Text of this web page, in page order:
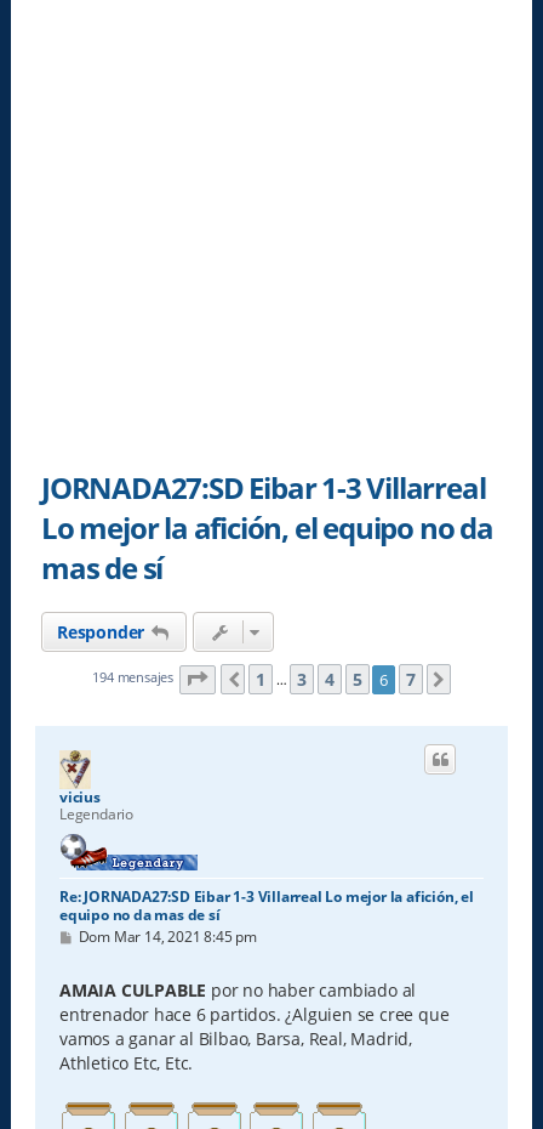
JORNADA27:SD Eibar 1-3 Villarreal
Lo mejor la afición, el equipo no da
mas de sí
Responder
194 mensajes Página 6de
Anterior
1 … 3 4 5 6 7
vicius
Legendario
Re: JORNADA27:SD Eibar 1-3 Villarreal Lo mejor la afición, el
equipo no da mas de sí
M
s
a
j
e
Dom Mar 14, 2021 8:45 pm
AMAIA CULPABLE por no haber cambiado al
entrenador hace 6 partidos. ¿Alguien se cree que
vamos a ganar al Bilbao, Barsa, Real, Madrid,
Athletico Etc, Etc.